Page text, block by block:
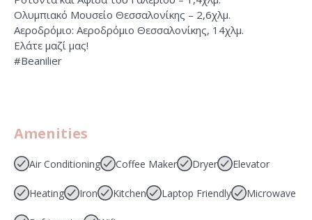
Ολυμπιακό Μουσείο Θεσσαλονίκης – 2,6χλμ.
Αεροδρόμιο: Αεροδρόμιο Θεσσαλονίκης, 14χλμ.
Ελάτε μαζί μας!
#Beanilier
Amenities
Air Conditioning Coffee Maker Dryer Elevator
Heating Iron Kitchen Laptop Friendly Microwave